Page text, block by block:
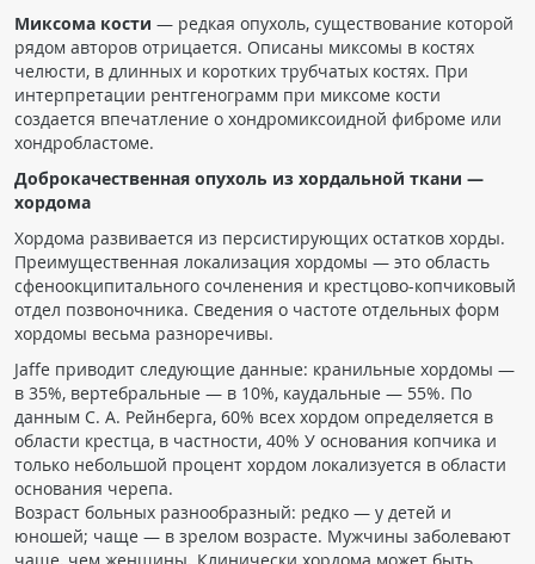
Миксома кости — редкая опухоль, существование которой
рядом авторов отрицается. Описаны миксомы в костях
челюсти, в длинных и коротких трубчатых костях. При
интерпретации рентгенограмм при миксоме кости
создается впечатление о хондромиксоидной фиброме или
хондробластоме.
Доброкачественная опухоль из хордальной ткани —
хордома
Хордома развивается из персистирующих остатков хорды.
Преимущественная локализация хордомы — это область
сфеноокципитального сочленения и крестцово-копчиковый
отдел позвоночника. Сведения о частоте отдельных форм
хордомы весьма разноречивы.
Jaffe приводит следующие данные: кранильные хордомы —
в 35%, вертебральные — в 10%, каудальные — 55%. По
данным С. А. Рейнберга, 60% всех хордом определяется в
области крестца, в частности, 40% У основания копчика и
только небольшой процент хордом локализуется в области
основания черепа.
Возраст больных разнообразный: редко — у детей и
юношей; чаще — в зрелом возрасте. Мужчины заболевают